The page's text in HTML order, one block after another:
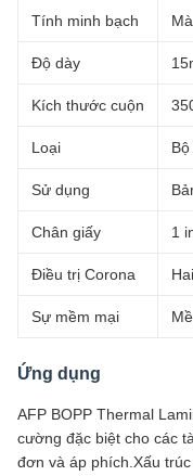
Tính minh bạch
Độ dày
Kích thước cuộn
Loại
Sử dụng
Chân giấy 1
Điều trị Corona
Sự mềm mại
Ứng dụng
AFP BOPP Thermal
cường đặc biệt cho các
đơn và áp phích.Xấu